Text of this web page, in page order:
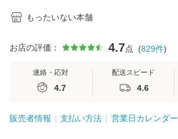
もったいない本舗
お店の評価： 4.7点 (829件)
連絡・応対
4.7
配送スピード
4.6
販売者情報 支払い方法 営業日カレンダー